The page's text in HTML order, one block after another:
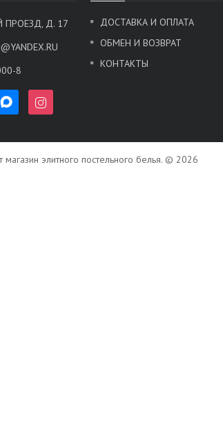
ПРОЕЗД, Д. 17
8
ДОСТАВКА И ОПЛАТА
ОБМЕН И ВОЗВРАТ
КОНТАКТЫ
магазин элитного постельного белья. © 2026